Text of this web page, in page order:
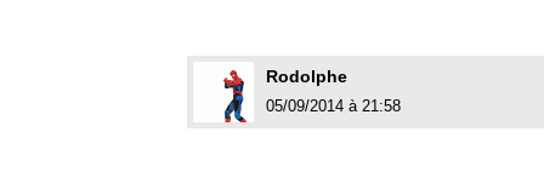
Rodolphe
05/09/2014 à 21:58